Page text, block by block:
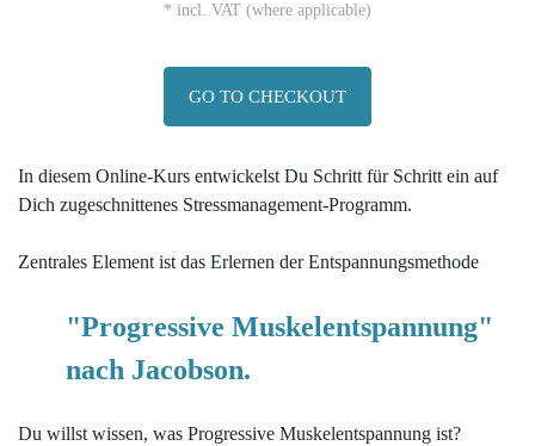
* incl. VAT (where applicable)
GO TO CHECKOUT
In diesem Online-Kurs entwickelst Du Schritt für Schritt ein auf
Dich zugeschnittenes Stressmanagement-Programm.
Zentrales Element ist das Erlernen der Entspannungsmethode
"Progressive Muskelentspannung"
nach Jacobson.
Du willst wissen, was Progressive Muskelentspannung ist?